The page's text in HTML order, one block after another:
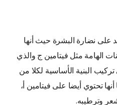
نضارة البشرة حيث أنها
الهامة مثل فيتامين ج والذي
البنية الأساسية لكلا من
تحتوي أيضا على فيتامين أ،
وترطيبه.